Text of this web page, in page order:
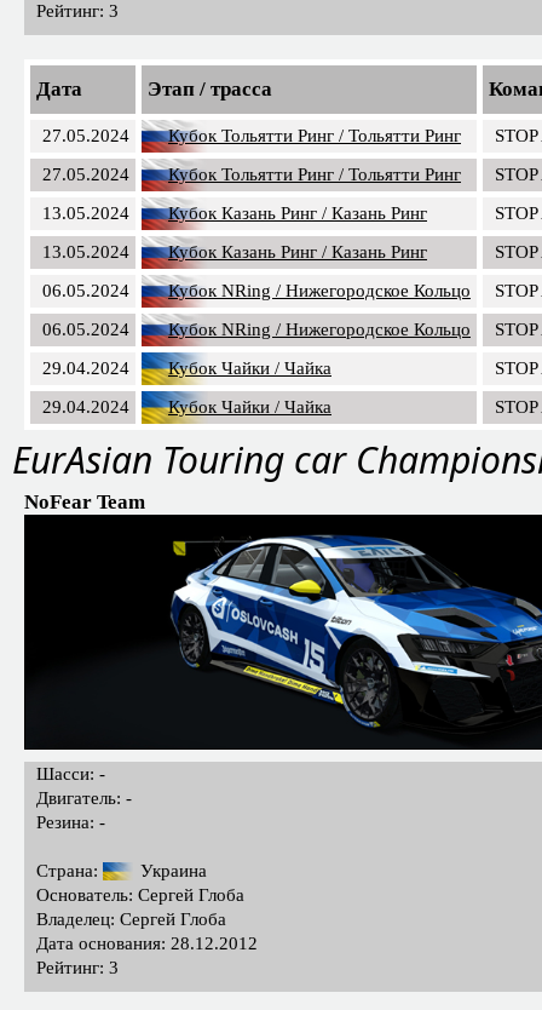
Рейтинг: 3
Дата Этап / трасса
27.05.2024 Кубок Тольятти Ринг / Тольятти Ринг
27.05.2024
Кубок Тольятти Ринг / Тольятти Ринг
13.05.2024
Кубок Казань Ринг / Казань Ринг
13.05.2024
Кубок Казань Ринг / Казань Ринг
06.05.2024
Кубок NRing / Нижегородское Кольцо
06.05.2024
Кубок NRing / Нижегородское Кольцо
29.04.2024
Кубок Чайки / Чайка
29.04.2024
Кубок Чайки / Чайка
EurAsian Touring car
NoFear Team
Шасси: -
Двигатель: -
Резина: -
Страна:
Украина
Основатель: Сергей Глоба
Владелец: Сергей Глоба
Дата основания: 28.12.2012
Рейтинг: 3